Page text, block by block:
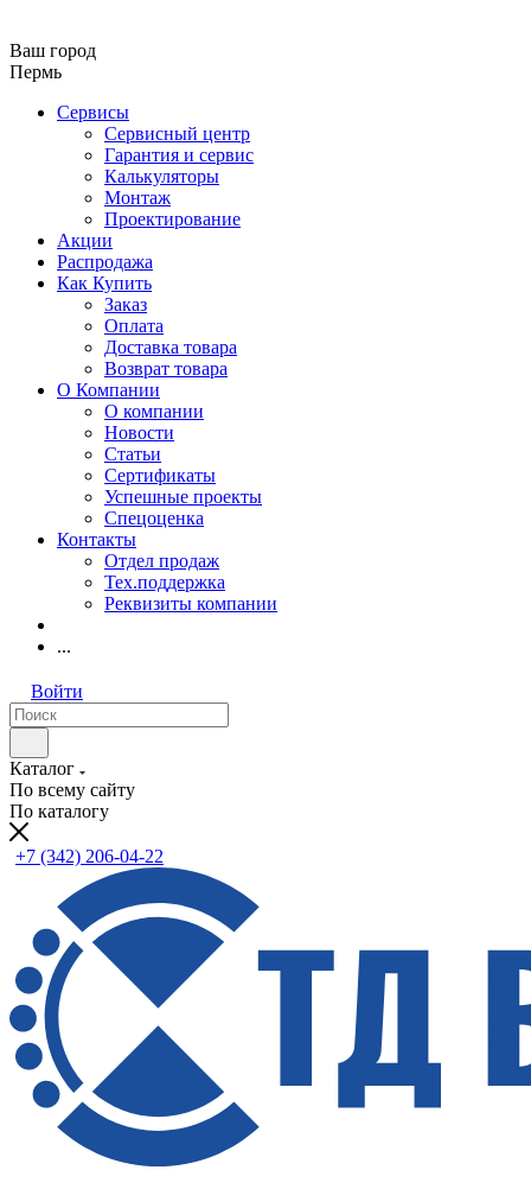
Ваш город
Пермь
Сервисы
Сервисный центр
Гарантия и сервис
Калькуляторы
Монтаж
Проектирование
Акции
Распродажа
Как Купить
Заказ
Оплата
Доставка товара
Возврат товара
О Компании
О компании
Новости
Статьи
Сертификаты
Успешные проекты
Спецоценка
Контакты
Отдел продаж
Тех.поддержка
Реквизиты компании
...
Войти
Каталог
По всему сайту
По каталогу
+7 (342) 206-04-22